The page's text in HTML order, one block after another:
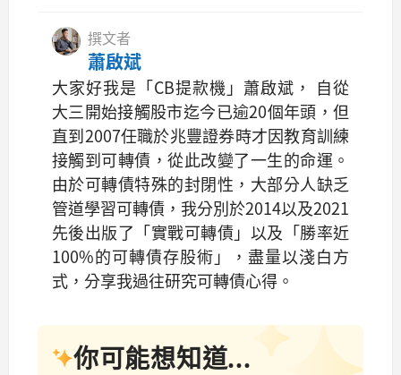
撰文者
蕭啟斌
大家好我是「CB提款機」蕭啟斌， 自從
大三開始接觸股市迄今已逾20個年頭，但
直到2007任職於兆豐證券時才因教育訓練
接觸到可轉債，從此改變了一生的命運。
由於可轉債特殊的封閉性，大部分人缺乏
管道學習可轉債，我分別於2014以及2021
先後出版了「實戰可轉債」以及「勝率近
100%的可轉債存股術」，盡量以淺白方
式，分享我過往研究可轉債心得。
你可能想知道...